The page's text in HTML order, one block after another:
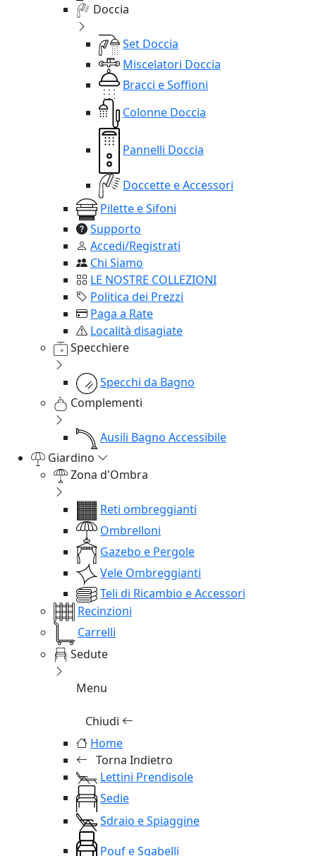
Doccia
Set Doccia
Miscelatori Doccia
Bracci e Soffioni
Colonne Doccia
Pannelli Doccia
Doccette e Accessori
Pilette e Sifoni
Supporto
Accedi/Registrati
Chi Siamo
LE NOSTRE COLLEZIONI
Politica dei Prezzi
Paga a Rate
Località disagiate
Specchiere
Specchi da Bagno
Complementi
Ausili Bagno Accessibile
Giardino
Zona d'Ombra
Reti ombreggianti
Ombrelloni
Gazebo e Pergole
Vele Ombreggianti
Teli di Ricambio e Accessori
Recinzioni
Carrelli
Sedute
Menu
Chiudi
Home
Torna Indietro
Lettini Prendisole
Sedie
Sdraio e Spiaggine
Pouf e Sgabelli